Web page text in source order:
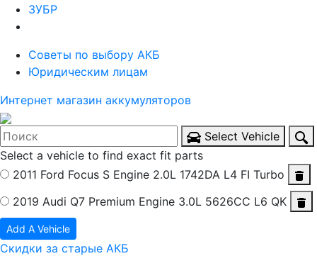
ЗУБР
Советы по выбору АКБ
Юридическим лицам
Интернет магазин аккумуляторов
Select Vehicle
Select a vehicle to find exact fit parts
2011 Ford Focus S Engine 2.0L 1742DA L4 FI Turbo
2019 Audi Q7 Premium Engine 3.0L 5626CC L6 QK
Add A Vehicle
Скидки за старые АКБ